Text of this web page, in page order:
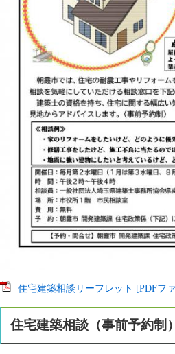
住宅建築相談リーフレット [PDFフ
住宅建築相談（事前予約制）